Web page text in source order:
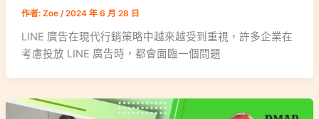
作者: Zoe /2024 年 6 月 28 日
LINE 廣告在現代行銷策略中越來越受到重視，許多企業在
考慮投放 LINE 廣告時，都會面臨一個問題